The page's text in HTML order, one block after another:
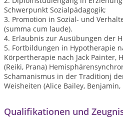
Schwerpunkt Sozialpädagogik;
3. Promotion in Sozial- und
(summa cum laude).
4. Erlaubnis zur Ausübungen der
5. Fortbildungen in Hypotherapie
Körpertherapie nach Jack Painter,
(Reiki, Prana)
Schamanismus in der Traditionj
Weisheiten (Alice Bailey, Benjamin,
Qualifikationen und